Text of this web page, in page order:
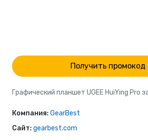
Получить промокод
Графический планшет UGEE HuiYing Pro
Компания: GearBest
Сайт: gearbest.com